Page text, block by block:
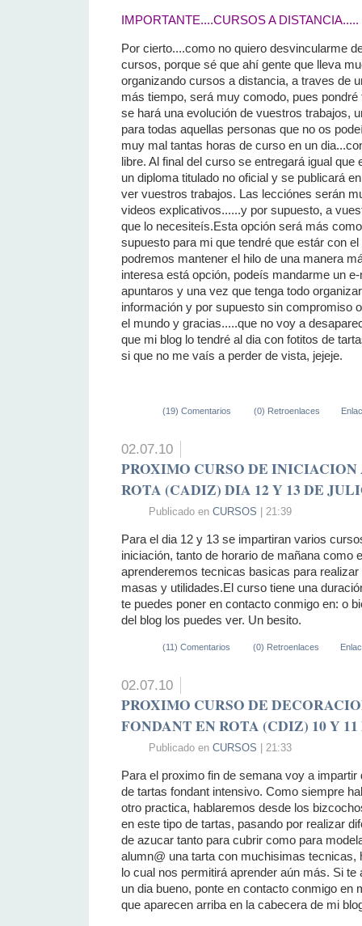
IMPORTANTE....CURSOS A DISTANCIA.....
Por cierto....como no quiero desvincularme
cursos, porque sé que ahí gente que lleva
organizando cursos a distancia, a traves de
más tiempo, será muy comodo, pues
se hará una evolución de vuestros trabajos,
para todas aquellas personas que no os
muy mal tantas horas de curso en un
libre. Al final del curso se entregará igual
un diploma titulado no oficial y se publicará
ver vuestros trabajos. Las lecciónes serán
videos explicativos......y por supuesto, a
que lo necesiteís.Esta opción será más
supuesto para mi que tendré que estár con
podremos mantener el hilo de una manera
interesa está opción, podeís mandarme un
apuntaros y una vez que tenga todo
información y por supuesto sin compromiso
el mundo y gracias.....que no voy a
que mi blog lo tendré al dia con fotitos de
si que no me vaís a perder de vista, jejeje.
(19) Comentarios (0) Retroenlaces
02.07.10
PROXIMO CURSO DE
ROTA (CADIZ) DIA 12 Y 13 DE
Publicado en CURSOS | 21:39
Para el dia 12 y 13 se impartiran varios
iniciación, tanto de horario de mañana como
aprenderemos tecnicas basicas para
masas y utilidades.El curso tiene una
te puedes poner en contacto conmigo en: o
del blog los puedes ver. Un besito.
(11) Comentarios (0) Retroenlaces
02.07.10
PROXIMO CURSO DE
FONDANT EN ROTA (CDIZ) 10 Y
Publicado en CURSOS | 21:33
Para el proximo fin de semana voy a
de tartas fondant intensivo. Como siempre
otro practica, hablaremos desde los
en este tipo de tartas, pasando por realizar
de azucar tanto para cubrir como para
alumn@ una tarta con muchisimas tecnicas,
lo cual nos permitirá aprender aún más. Si
un dia bueno, ponte en contacto conmigo en
que aparecen arriba en la cabecera de mi